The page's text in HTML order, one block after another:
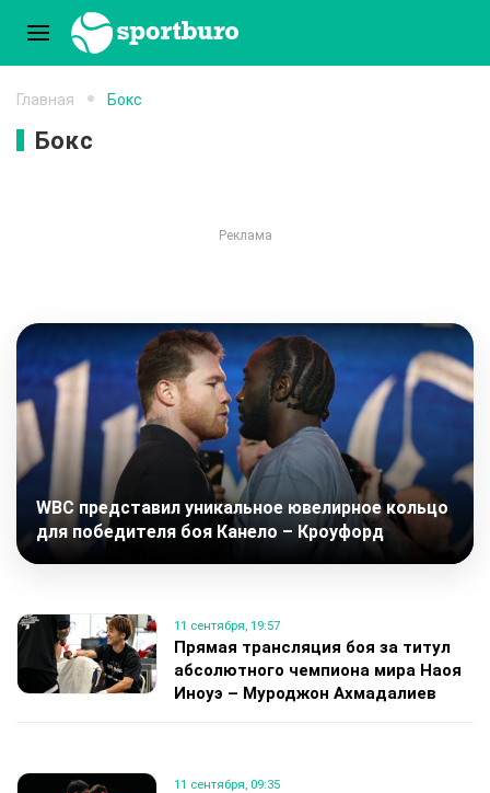
Главная Бокс
Бокс
WBC представил уникальное ювелирное кольцо
для победителя боя Канело – Кроуфорд
11 сентября, 19:57
Прямая трансляция боя за титул
абсолютного чемпиона мира Наоя
Иноуэ – Муроджон Ахмадалиев
11 сентября, 09:35